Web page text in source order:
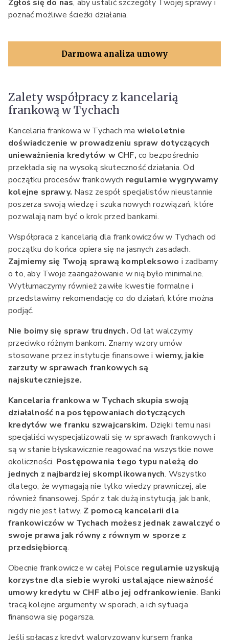
Zgłoś się do nas, aby ustalić szczegóły Twojej sprawy i
poznać możliwe ścieżki działania.
Darmowa analiza umowy
Zalety współpracy z kancelarią
frankową w Tychach
Kancelaria frankowa w Tychach ma wieloletnie
doświadczenie w prowadzeniu spraw dotyczących
unieważnienia kredytów w CHF, co bezpośrednio
przekłada się na wysoką skuteczność działania. Od
początku procesów frankowych regularnie wygrywamy
kolejne sprawy. Nasz zespół specjalistów nieustannie
poszerza swoją wiedzę i szuka nowych rozwiązań, które
pozwalają nam być o krok przed bankami.
Współpraca z kancelarią dla frankowiczów w Tychach od
początku do końca opiera się na jasnych zasadach.
Zajmiemy się Twoją sprawą kompleksowo i zadbamy
o to, aby Twoje zaangażowanie w nią było minimalne.
Wytłumaczymy również zawiłe kwestie formalne i
przedstawimy rekomendację co do działań, które można
podjąć.
Nie boimy się spraw trudnych. Od lat walczymy
przeciwko różnym bankom. Znamy wzory umów
stosowane przez instytucje finansowe i wiemy, jakie
zarzuty w sprawach frankowych są
najskuteczniejsze.
Kancelaria frankowa w Tychach skupia swoją
działalność na postępowaniach dotyczących
kredytów we franku szwajcarskim. Dzięki temu nasi
specjaliści wyspecjalizowali się w sprawach frankowych i
są w stanie błyskawicznie reagować na wszystkie nowe
okoliczności. Postępowania tego typu należą do
jednych z najbardziej skomplikowanych. Wszystko
dlatego, że wymagają nie tylko wiedzy prawniczej, ale
również finansowej. Spór z tak dużą instytucją, jak bank,
nigdy nie jest łatwy. Z pomocą kancelarii dla
frankowiczów w Tychach możesz jednak zawalczyć o
swoje prawa jak równy z równym w sporze z
przedsiębiorcą.
Obecnie frankowicze w całej Polsce regularnie uzyskują
korzystne dla siebie wyroki ustalające nieważność
umowy kredytu w CHF albo jej odfrankowienie. Banki
tracą kolejne argumenty w sporach, a ich sytuacja
finansowa się pogarsza.
Jeśli spłacasz kredyt waloryzowany kursem franka